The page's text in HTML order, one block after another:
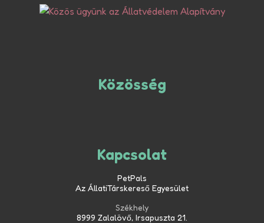
Közösség
Kapcsolat
PetPals
Az ÁllatiTárskereső Egyesület
Székhely
8999 Zalalövő, Irsapuszta 21.